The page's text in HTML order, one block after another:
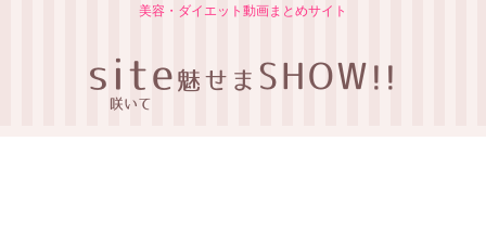
美容・ダイエット動画まとめサイト